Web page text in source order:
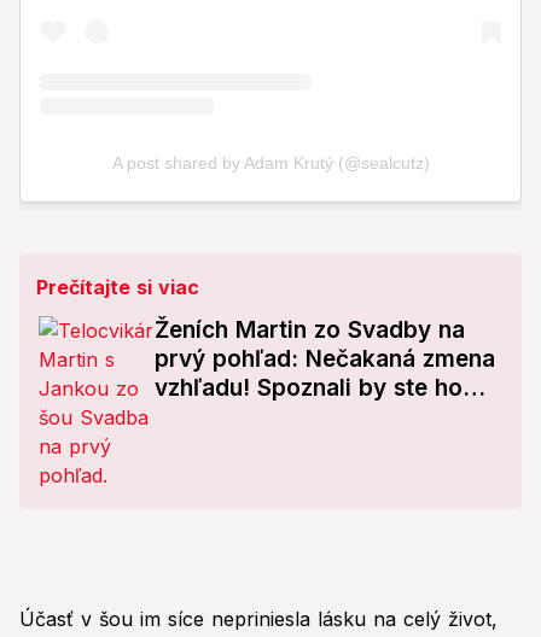
Prečítajte si viac
Ženích Martin zo Svadby na
prvý pohľad: Nečakaná zmena
vzhľadu! Spoznali by ste ho
Účasť v šou im síce nepriniesla lásku na celý život,